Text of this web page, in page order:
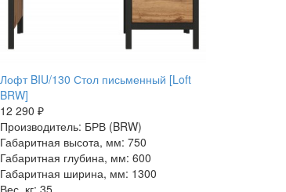
Лофт BIU/130 Стол письменный [Loft
BRW]
12 290 ₽
Производитель: БРВ (BRW)
Габаритная высота, мм: 750
Габаритная глубина, мм: 600
Габаритная ширина, мм: 1300
Вес, кг: 35